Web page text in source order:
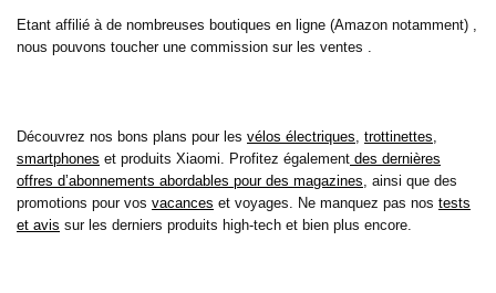
Etant affilié à de nombreuses boutiques en ligne (Amazon notamment) ,
nous pouvons toucher une commission sur les ventes .
Découvrez nos bons plans pour les vélos électriques trottinettes
smartphones et produits Xiaomi. Profitez également des dernières
offres d’abonnements abordables pour des magazines , ainsi que des
promotions pour vos vacances et voyages. Ne manquez pas nos tests
et avis sur les derniers produits high-tech et bien plus encore.